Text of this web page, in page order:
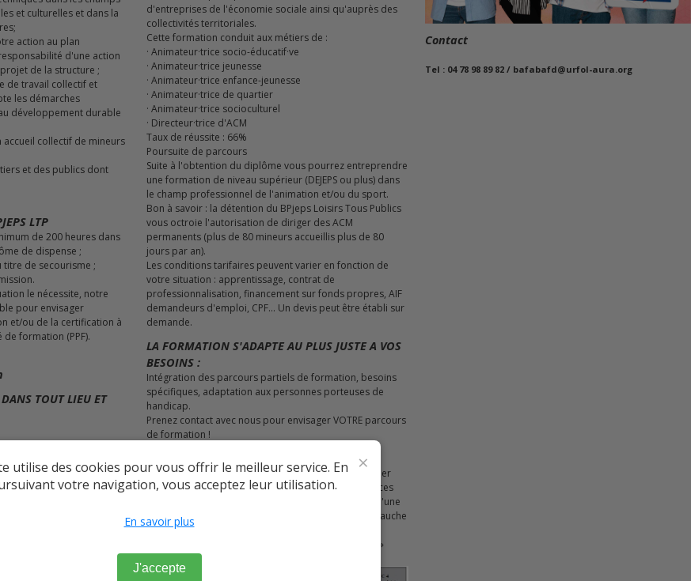
et culturelles et dans la
d'une action
de la structure ;
les démarches
développement durable
LTP
de dispense ;
titre de secourisme ;
le nécessite, notre
pour envisager
et/ou de la certification à
formation (PPF).
TOUT LIEU ET
et social de l'animation
PROJET
DANS LE PROJET
possibilités
éducative
d'entreprises de l'économie sociale ainsi qu'auprès des
collectivités territoriales.
Cette formation conduit aux métiers de :
· Animateur·trice socio-éducatif·ve
· Animateur·trice jeunesse
· Animateur·trice enfance-jeunesse
· Animateur·trice de quartier
· Animateur·trice socioculturel
· Directeur·trice d'ACM
Taux de réussite : 66%
Poursuite de parcours
Suite à l'obtention du diplôme vous pourrez entreprendre
une formation de niveau supérieur (DEJEPS ou plus) dans
le champ professionnel de l'animation et/ou du sport.
Bon à savoir : la détention du BPjeps Loisirs Tous Publics
vous octroie l'autorisation de diriger des ACM
permanents (plus de 80 mineurs accueillis plus de 80
jours par an).
Les conditions tarifaires peuvent varier en fonction de
votre situation : apprentissage, contrat de
professionnalisation, financement sur fonds propres, AIF
demandeurs d'emploi, CPF… Un devis peut être établi sur
demande.
LA FORMATION S'ADAPTE AU PLUS JUSTE A VOS
BESOINS :
Intégration des parcours partiels de formation, besoins
spécifiques, adaptation aux personnes porteuses de
handicap.
Prenez contact avec nous pour envisager VOTRE parcours
de formation !
EQUIVALENCES :
Les candidats titulaires d'équivalences peuvent valider
partiellement le diplôme : nous consulter. Équivalences
d'unités capitalisables (UC) La personne titulaire de l'une
des certifications mentionnées dans la colonne de gauche
du tableau figurant ci-après obtient les unités
capitalisables (UC) du BPJEPS spécialité « animateur »
mention « loisirs tous publics » suivantes :
Contact
Tel : 04 78 98 89 82 / bafabafd@urfol-aura.org
×
utilise des cookies pour vous offrir le meilleur service. En
votre navigation, vous acceptez leur utilisation.
En savoir plus
J'accepte